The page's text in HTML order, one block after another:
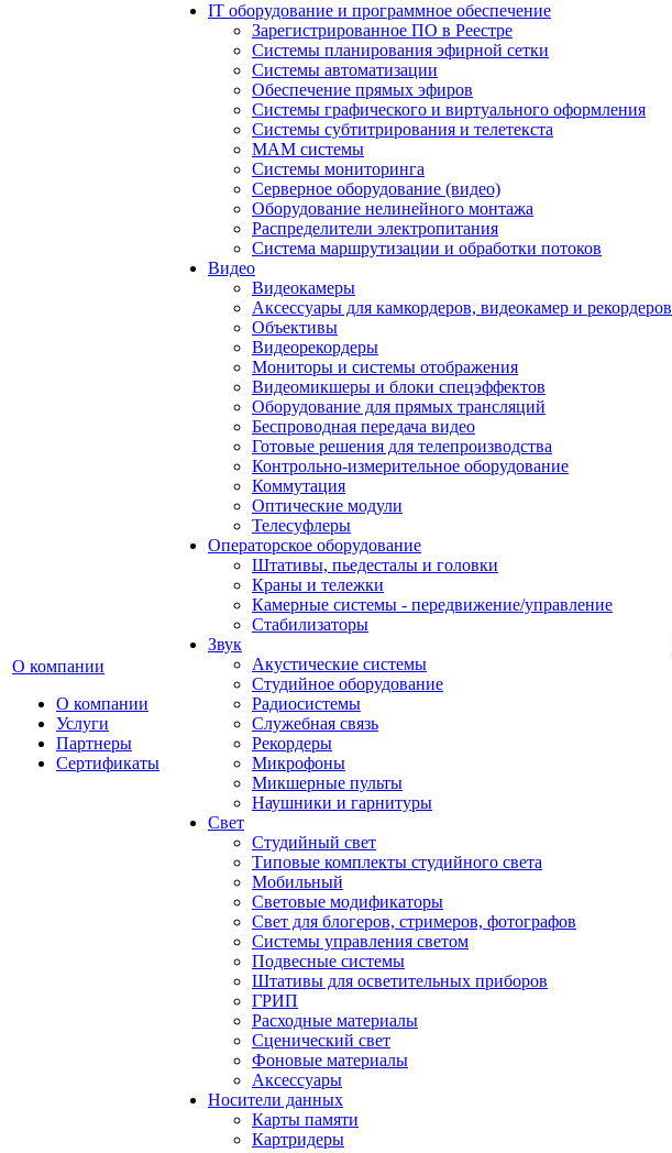
О компании
О компании
Услуги
Партнеры
Сертификаты
IT оборудование и программное обеспечение
Зарегистрированное ПО в Реестре
Системы планирования эфирной сетки
Системы автоматизации
Обеспечение прямых эфиров
Системы графического и виртуального оформления
Системы субтитрирования и телетекста
MAM системы
Системы мониторинга
Серверное оборудование (видео)
Оборудование нелинейного монтажа
Распределители электропитания
Система маршрутизации и обработки потоков
Видео
Видеокамеры
Аксессуары для камкордеров, видеокамер и рекордеров
Объективы
Видеорекордеры
Мониторы и системы отображения
Видеомикшеры и блоки спецэффектов
Оборудование для прямых трансляций
Беспроводная передача видео
Готовые решения для телепроизводства
Контрольно-измерительное оборудование
Коммутация
Оптические модули
Телесуфлеры
Операторское оборудование
Штативы, пьедесталы и головки
Краны и тележки
Камерные системы - передвижение/управление
Стабилизаторы
Звук
Акустические системы
Студийное оборудование
Радиосистемы
Служебная связь
Рекордеры
Микрофоны
Микшерные пульты
Наушники и гарнитуры
Свет
Студийный свет
Типовые комплекты студийного света
Мобильный
Световые модификаторы
Свет для блогеров, стримеров, фотографов
Системы управления светом
Подвесные системы
Штативы для осветительных приборов
ГРИП
Расходные материалы
Сценический свет
Фоновые материалы
Аксессуары
Носители данных
Карты памяти
Картридеры